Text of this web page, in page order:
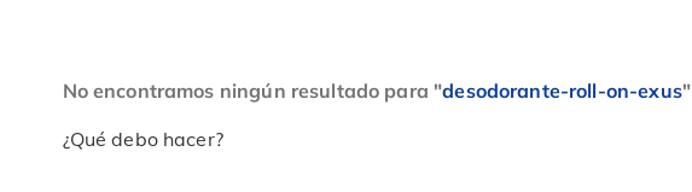
No encontramos ningún resultado para "desodorante-roll-on-exus"
¿Qué debo hacer?